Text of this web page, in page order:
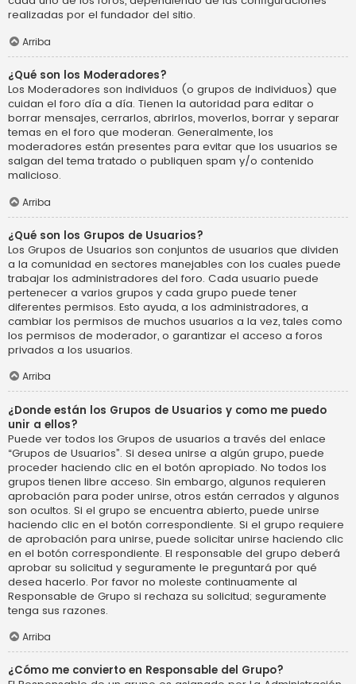
realizadas por el fundador del sitio.
Arriba
¿Qué son los Moderadores?
Los Moderadores son individuos (o grupos de individuos) que
cuidan el foro día a día. Tienen la autoridad para editar o
borrar mensajes, cerrarlos, abrirlos, moverlos, borrar y separar
temas en el foro que moderan. Generalmente, los
moderadores están presentes para evitar que los usuarios se
salgan del tema tratado o publiquen spam y/o contenido
malicioso.
Arriba
¿Qué son los Grupos de Usuarios?
Los Grupos de Usuarios son conjuntos de usuarios que dividen
a la comunidad en sectores manejables con los cuales puede
trabajar los administradores del foro. Cada usuario puede
pertenecer a varios grupos y cada grupo puede tener
diferentes permisos. Esto ayuda, a los administradores, a
cambiar los permisos de muchos usuarios a la vez, tales como
los permisos de moderador, o garantizar el acceso a foros
privados a los usuarios.
Arriba
¿Donde están los Grupos de Usuarios y como me puedo
unir a ellos?
Puede ver todos los Grupos de usuarios a través del enlace
“Grupos de Usuarios”. Si desea unirse a algún grupo, puede
proceder haciendo clic en el botón apropiado. No todos los
grupos tienen libre acceso. Sin embargo, algunos requieren
aprobación para poder unirse, otros están cerrados y algunos
son ocultos. Si el grupo se encuentra abierto, puede unirse
haciendo clic en el botón correspondiente. Si el grupo requiere
de aprobación para unirse, puede solicitar unirse haciendo clic
en el botón correspondiente. El responsable del grupo deberá
aprobar su solicitud y seguramente le preguntará por qué
desea hacerlo. Por favor no moleste continuamente al
Responsable de Grupo si rechaza su solicitud; seguramente
tenga sus razones.
Arriba
¿Cómo me convierto en Responsable del Grupo?